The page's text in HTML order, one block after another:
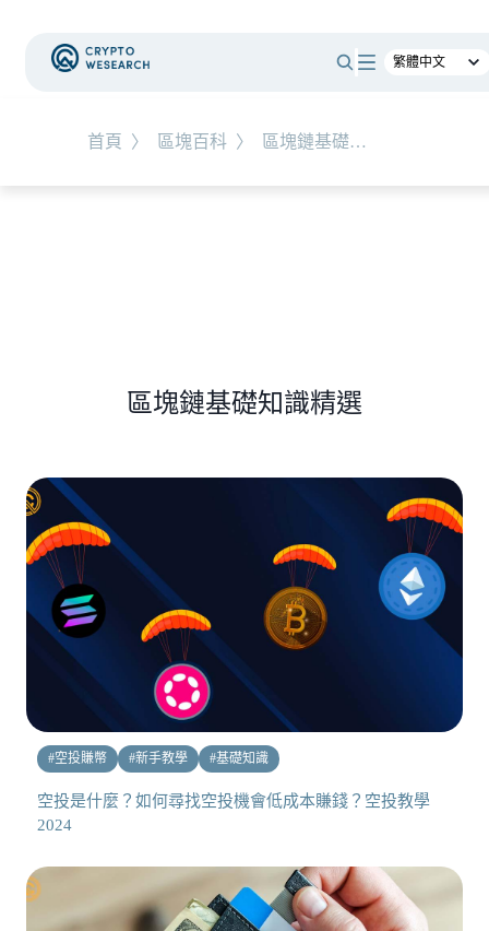
首頁 〉 區塊百科 〉 區塊鏈基礎知識
RWA
區塊鏈基礎知識精選
#空投賺幣 #新手教學 #基礎知識
空投是什麼？如何尋找空投機會低成本賺錢？空投教學
2024